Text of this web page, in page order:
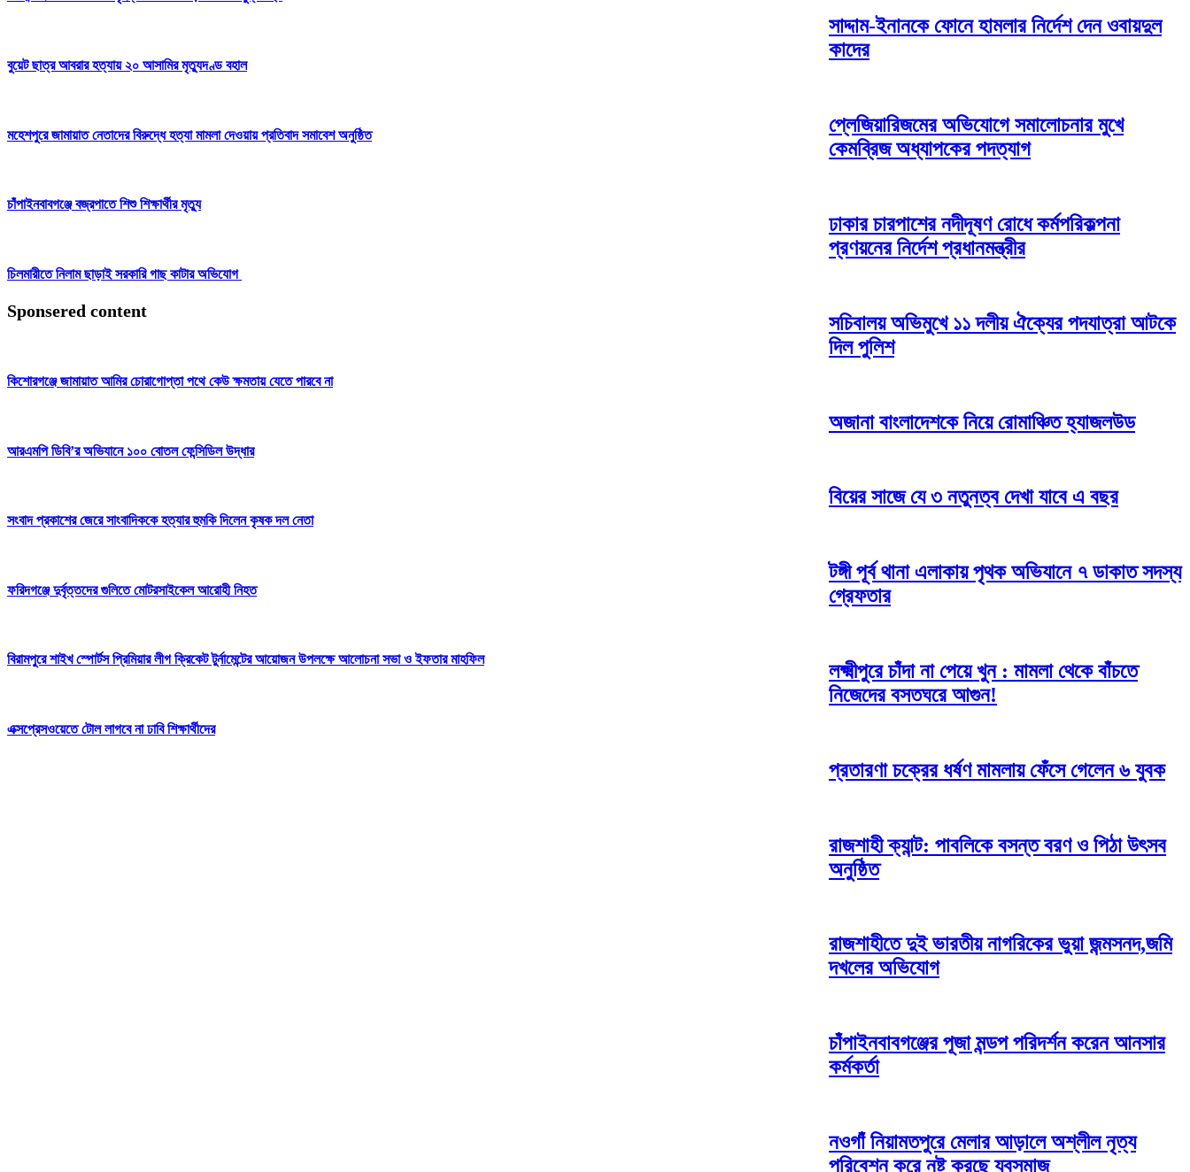
বুয়েট ছাত্র আবরার হত্যায় ২০ আসামির মৃত্যুদণ্ড বহাল
মহেশপুরে জামায়াত নেতাদের বিরুদ্ধে হত্যা মামলা দেওয়ায় প্রতিবাদ সমাবেশ অনুষ্ঠিত
চাঁপাইনবাবগঞ্জে বজ্রপাতে শিশু শিক্ষার্থীর মৃত্যু
চিলমারীতে নিলাম ছাড়াই সরকারি গাছ কাটার অভিযোগ
Sponsered content
কিশোরগঞ্জে জামায়াত আমির চোরাগোপ্তা পথে কেউ ক্ষমতায় যেতে পারবে না
আরএমপি ডিবি’র অভিযানে ১০০ বোতল ফেন্সিডিল উদ্ধার
সংবাদ প্রকাশের জেরে সাংবাদিককে হত্যার হুমকি দিলেন কৃষক দল নেতা
ফরিদগঞ্জে দুর্বৃত্তদের গুলিতে মোটরসাইকেল আরোহী নিহত
‎বিরামপুরে শাইখ স্পোর্টস প্রিমিয়ার লীগ ক্রিকেট টুর্নামেন্টের আয়োজন উপলক্ষে আলোচনা সভা ও ইফতার মাহফিল
এক্সপ্রেসওয়েতে টোল লাগবে না ঢাবি শিক্ষার্থীদের
সাদ্দাম-ইনানকে ফোনে হামলার নির্দেশ দেন ওবায়দুল
কাদের
প্লেজিয়ারিজমের অভিযোগে সমালোচনার মুখে
কেমব্রিজ অধ্যাপকের পদত্যাগ
ঢাকার চারপাশের নদীদূষণ রোধে কর্মপরিকল্পনা
প্রণয়নের নির্দেশ প্রধানমন্ত্রীর
সচিবালয় অভিমুখে ১১ দলীয় ঐক্যের পদযাত্রা আটকে
দিল পুলিশ
অজানা বাংলাদেশকে নিয়ে রোমাঞ্চিত হ্যাজলউড
বিয়ের সাজে যে ৩ নতুনত্ব দেখা যাবে এ বছর
টঙ্গী পূর্ব থানা এলাকায় পৃথক অভিযানে ৭ ডাকাত সদস্য
গ্রেফতার
লক্ষ্মীপুরে চাঁদা না পেয়ে খুন : মামলা থেকে বাঁচতে
নিজেদের বসতঘরে আগুন!
প্রতারণা চক্রের ধর্ষণ মামলায় ফেঁসে গেলেন ৬ যুবক
রাজশাহী ক্যান্ট: পাবলিকে বসন্ত বরণ ও পিঠা উৎসব
অনুষ্ঠিত
রাজশাহীতে দুই ভারতীয় নাগরিকের ভুয়া জন্মসনদ,জমি
দখলের অভিযোগ
চাঁপাইনবাবগঞ্জের পূজা মন্ডপ পরিদর্শন করেন আনসার
কর্মকর্তা
নওগাঁ নিয়ামতপুরে মেলার আড়ালে অশ্লীল নৃত্য
পরিবেশন করে নষ্ট করছে যুবসমাজ